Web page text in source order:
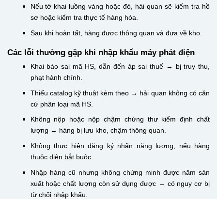
Nếu tờ khai luồng vàng hoặc đỏ, hải quan sẽ kiểm tra hồ
sơ hoặc kiểm tra thực tế hàng hóa.
Sau khi hoàn tất, hàng được thông quan và đưa về kho.
Các lỗi thường gặp khi nhập khẩu máy phát điện
Khai báo sai mã HS, dẫn đến áp sai thuế → bị truy thu,
phạt hành chính.
Thiếu catalog kỹ thuật kèm theo → hải quan không có căn
cứ phân loại mã HS.
Không nộp hoặc nộp chậm chứng thư kiểm định chất
lượng → hàng bị lưu kho, chậm thông quan.
Không thực hiện đăng ký nhãn năng lượng, nếu hàng
thuộc diện bắt buộc.
Nhập hàng cũ nhưng không chứng minh được năm sản
xuất hoặc chất lượng còn sử dụng được → có nguy cơ bị
từ chối nhập khẩu.